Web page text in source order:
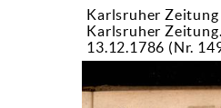
Karlsruher Zeitung
Karlsruher
13.12.1786 (Nr.